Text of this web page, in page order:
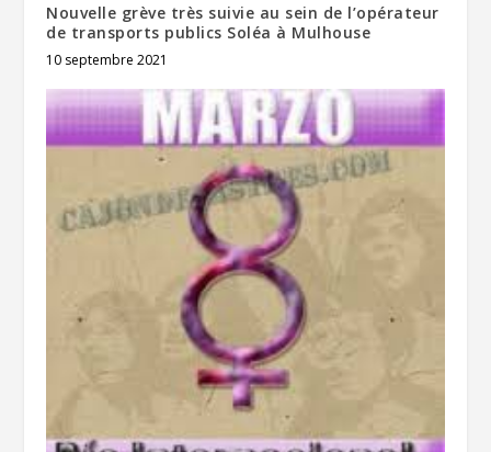
Nouvelle grève très suivie au sein de l’opérateur
de transports publics Soléa à Mulhouse
10 septembre 2021